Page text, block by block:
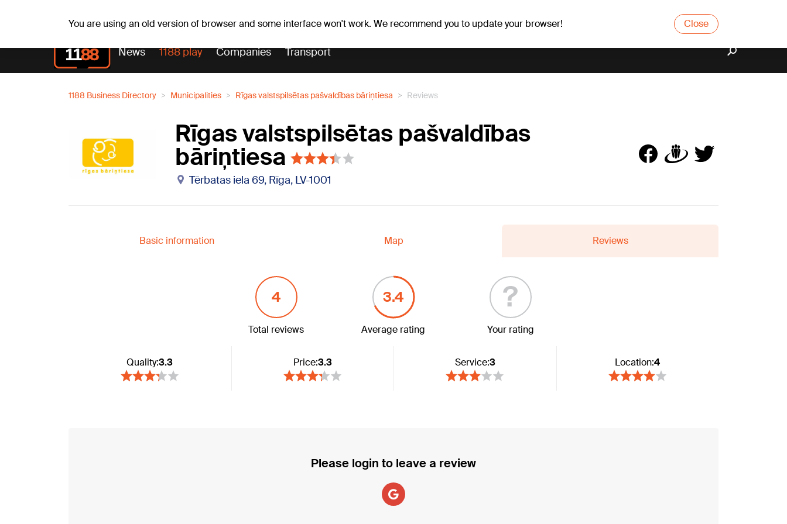
You are using an old version of browser and some interface won't work. We recommend you to update your browser! Close
News 1188 play Companies Transport
1188 Business Directory Municipalities Rīgas valstspilsētas pašvaldības bāriņtiesa Reviews
Rīgas valstspilsētas pašvaldības
bāriņtiesa
Tērbatas iela 69, Rīga, LV-1001
Basic information Map Reviews
4
Total reviews
3.4
Average rating
?
Your rating
Quality:3.3 Price:3.3 Service:3 Location:4
Please login to leave a review